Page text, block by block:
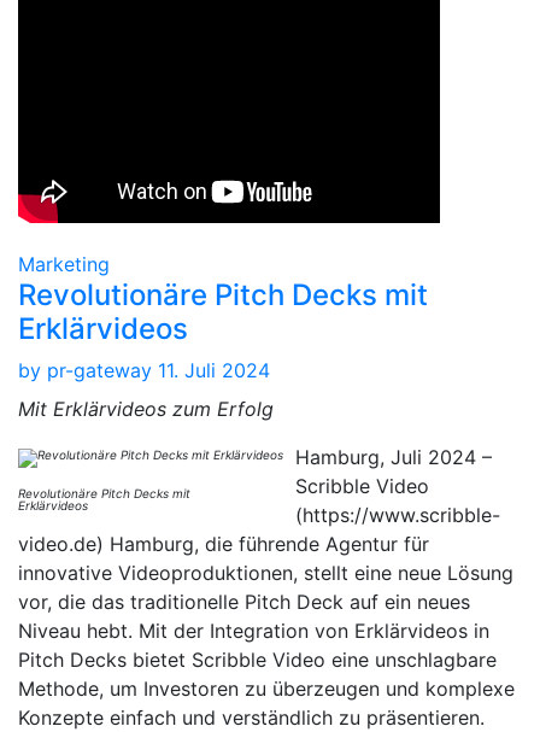
Marketing
Revolutionäre Pitch Decks mit
Erklärvideos
by pr-gateway 11. Juli 2024
Mit Erklärvideos zum Erfolg
Revolutionäre Pitch Decks mit
Erklärvideos
Hamburg, Juli 2024 –
Scribble Video
(https://www.scribble-
video.de) Hamburg, die führende Agentur für
innovative Videoproduktionen, stellt eine neue Lösung
vor, die das traditionelle Pitch Deck auf ein neues
Niveau hebt. Mit der Integration von Erklärvideos in
Pitch Decks bietet Scribble Video eine unschlagbare
Methode, um Investoren zu überzeugen und komplexe
Konzepte einfach und verständlich zu präsentieren.